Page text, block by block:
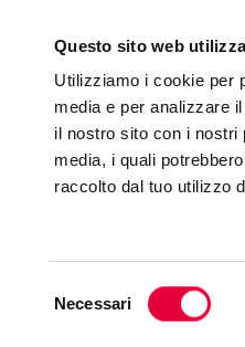
Questo sito web
Utilizziamo i cookie per
media e per analizzare
il nostro sito con i nostri
media, i quali
raccolto dal tuo utilizzo
Necessari
VISITAESPONI